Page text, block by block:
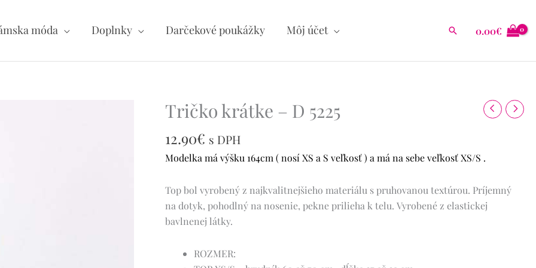
móda Doplnky Darčekové poukážky Môj účet Hľadať0.00€
Tričko krátke – D 5225
12.90€ s DPH
Modelka má výšku 164cm ( nosí XS a S veľkosť ) a má na sebe veľkosť XS/S .
Top bol vyrobený z najkvalitnejšieho materiálu s pruhovanou textúrou. Príjemný
na dotyk, pohodlný na nosenie, pekne prilieha k telu. Vyrobené z elastickej
bavlnenej látky.
ROZMER:
množstvo
Tričko
krátke
-
5225